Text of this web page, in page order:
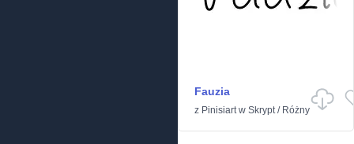
Fauzia
z Pinisiartw Skrypt/ Różny